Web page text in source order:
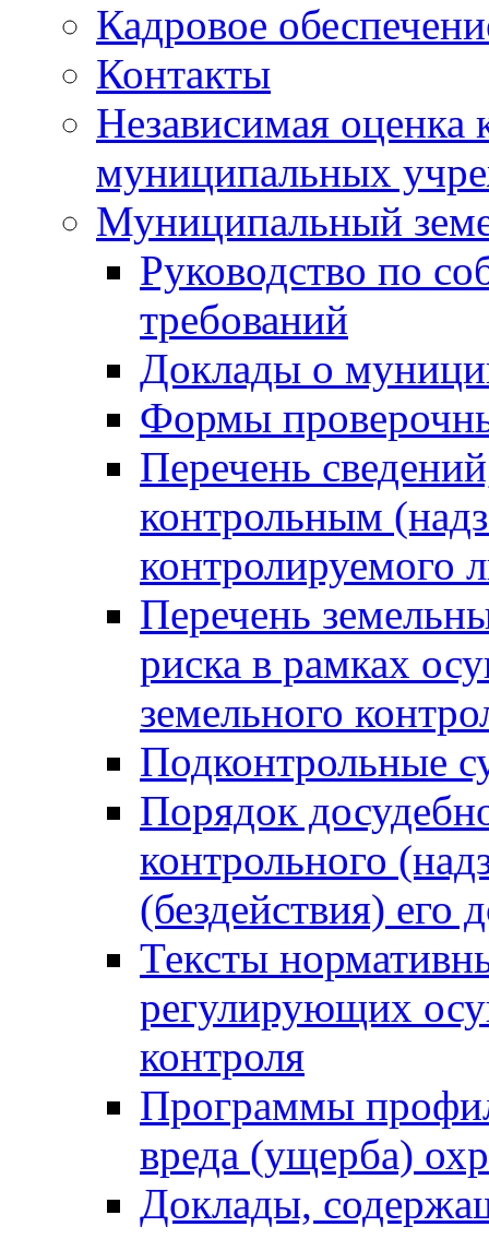
Кадровое
Контакты
Независимая оценка
муниципальных
Муниципальный
Руководство по
требований
Доклады о
Формы
Перечень
контрольным
контролируемого
Перечень
риска в рамках
земельного
Подконтрольные
Порядок
контрольного
(бездействия)
Тексты
регулирующих
контроля
Программы
вреда (ущерба)
Доклады,